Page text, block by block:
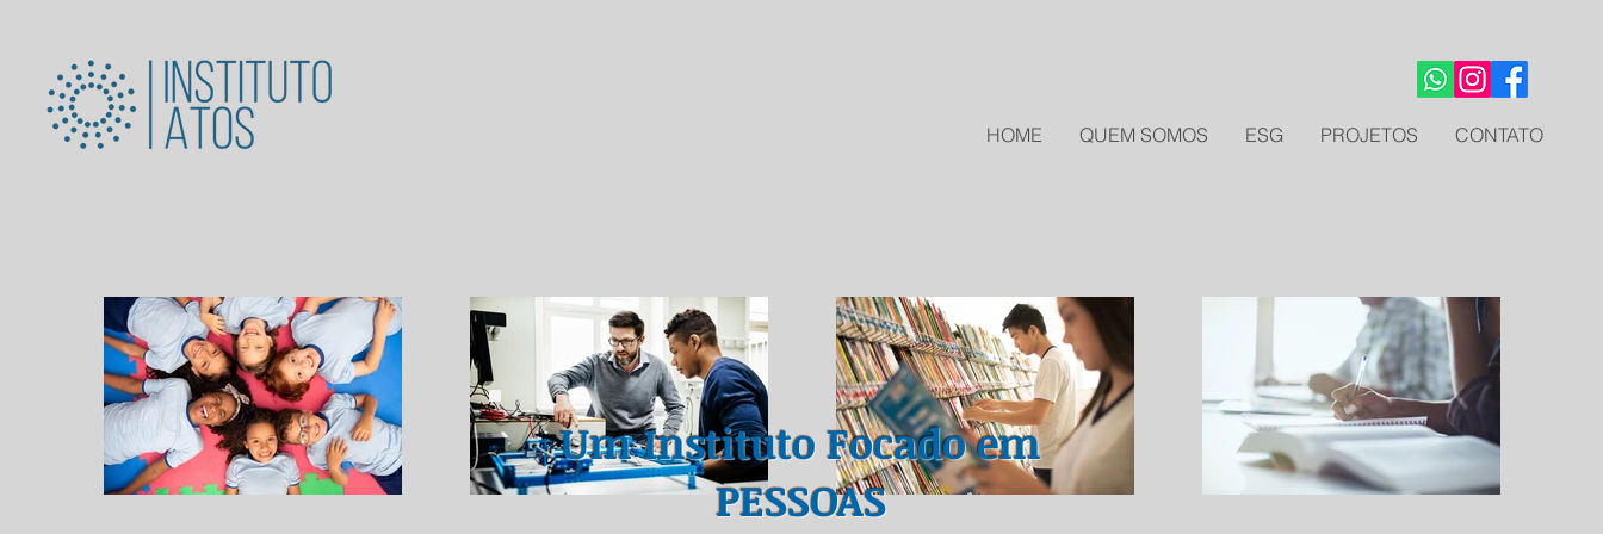
HOME QUEM SOMOS ESG PROJETOS CONTATO
Um Instituto Focado em
PESSOAS